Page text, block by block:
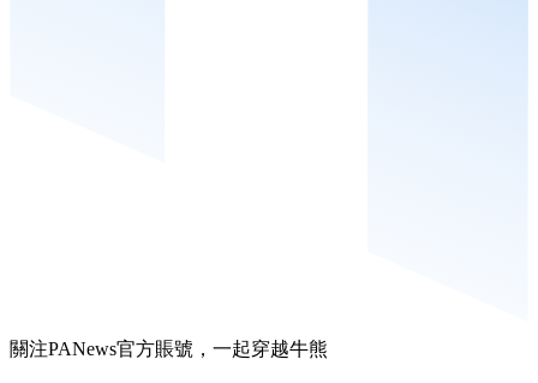
關注PANews官方賬號，一起穿越牛熊